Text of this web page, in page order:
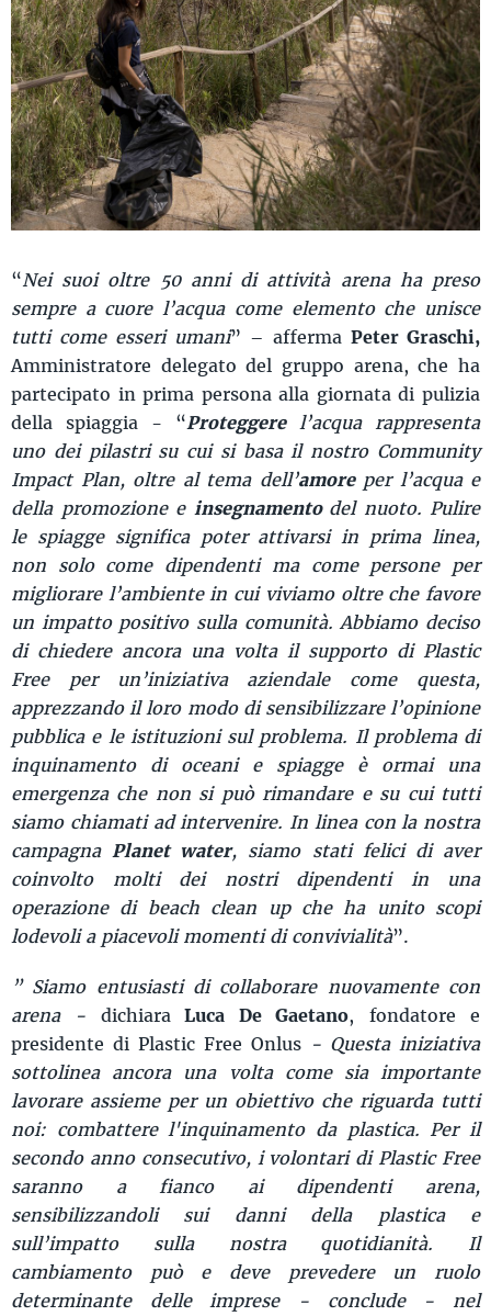
“Nei suoi oltre 50 anni di attività arena ha preso
sempre a cuore l’acqua come elemento che unisce
tutti come esseri umani” – afferma Peter Graschi,
Amministratore delegato del gruppo arena, che ha
partecipato in prima persona alla giornata di pulizia
della spiaggia - “Proteggerel’acqua rappresenta
uno dei pilastri su cui si basa il nostro Community
Impact Plan, oltre al tema dell’amoreper l’acqua e
della promozione e insegnamento del nuoto. Pulire
le spiagge significa poter attivarsi in prima linea,
non solo come dipendenti ma come persone per
migliorare l’ambiente in cui viviamo oltre che favore
un impatto positivo sulla comunità. Abbiamo deciso
di chiedere ancora una volta il supporto di Plastic
Free per un’iniziativa aziendale come questa,
apprezzando il loro modo di sensibilizzare l’opinione
pubblica e le istituzioni sul problema. Il problema di
inquinamento di oceani e spiagge è ormai una
emergenza che non si può rimandare e su cui tutti
siamo chiamati ad intervenire. In linea con la nostra
campagnaPlanet water, siamo stati felici di aver
coinvolto molti dei nostri dipendenti in una
operazione di beach clean up che ha unito scopi
lodevoli a piacevoli momenti di convivialità”.
” Siamo entusiasti di collaborare nuovamente con
arena - dichiara Luca De Gaetano,
fondatore e
presidente di Plastic Free Onlus - Questa iniziativa
sottolinea ancora una volta come sia importante
lavorare assieme per un obiettivo che riguarda tutti
noi: combattere l'inquinamento da plastica. Per il
secondo anno consecutivo, i volontari di Plastic Free
saranno a fianco ai dipendenti arena,
sensibilizzandoli sui danni della plastica e
sull’impatto sulla nostra quotidianità. Il
cambiamento può e deve prevedere un ruolo
determinante delle imprese - conclude - nel